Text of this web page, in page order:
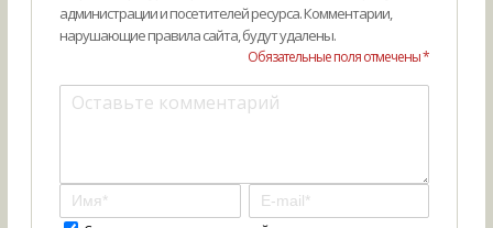
администрации и посетителей ресурса. Комментарии,
нарушающие правила сайта, будут удалены.
Обязательные поля отмечены *